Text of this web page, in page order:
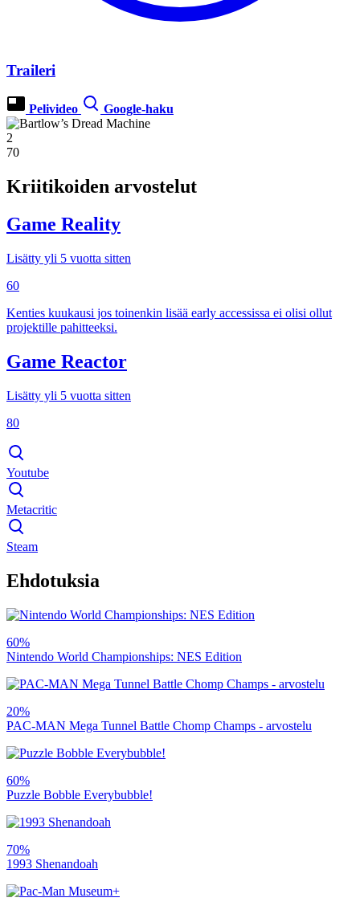
Traileri
Pelivideo Google-haku
2
70
Kriitikoiden arvostelut
Game Reality
Lisätty yli 5 vuotta sitten
60
Kenties kuukausi jos toinenkin lisää early accessissa ei olisi ollut
projektille pahitteeksi.
Game Reactor
Lisätty yli 5 vuotta sitten
80
Youtube
Metacritic
Steam
Ehdotuksia
60%
Nintendo World Championships: NES Edition
20%
PAC-MAN Mega Tunnel Battle Chomp Champs - arvostelu
60%
Puzzle Bobble Everybubble!
70%
1993 Shenandoah